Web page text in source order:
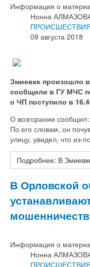
Информация о
Нонна
ПРОИСШЕСТВИЯ
09 августа 2018
Змиевке произошло
сообщили в ГУ МЧС
о ЧП поступило в
О возгорании
По его словам, он
улицу, увидел, что из-
Подробнее: В
В Орловской
мошенничеств
Информация о
Нонна
ПРОИСШЕСТВИЯ